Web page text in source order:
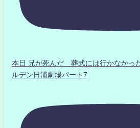
本日 兄が死んだ 葬式には行かなか
ルデン日浦劇場パート7